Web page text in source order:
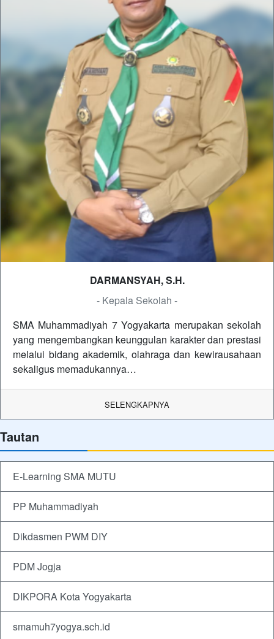
DARMANSYAH, S.H.
- Kepala Sekolah -
SMA Muhammadiyah 7 Yogyakarta merupakan sekolah
yang mengembangkan keunggulan karakter dan prestasi
melalui bidang akademik, olahraga dan kewirausahaan
sekaligus memadukannya…
SELENGKAPNYA
Tautan
E-Learning SMA MUTU
PP Muhammadiyah
Dikdasmen PWM DIY
PDM Jogja
DIKPORA Kota Yogyakarta
smamuh7yogya.sch.id